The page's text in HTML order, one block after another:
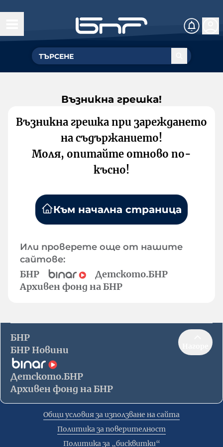
Възникна грешка!
Възникна грешка при зареждането
на съдържанието!
Моля, опитайте отново по-
късно!
Към начална страница
Или проверете още от нашите
сайтове:
БНР
Детското.БНР
Архивен фонд на БНР
БНР
БНР Новини
Детското.БНР
Архивен фонд на БНР
Общи условия за използване на сайта
Политика за поверителност
Политика за „бисквитки“